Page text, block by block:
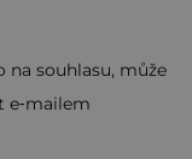
na souhlasu, může
e‑mailem